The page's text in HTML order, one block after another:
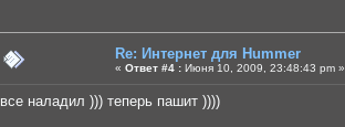
Re: Интернет для Hummer
« Ответ #4 : Июня 10, 2009, 23:48:43 pm »
все наладил ))) теперь пашит ))))